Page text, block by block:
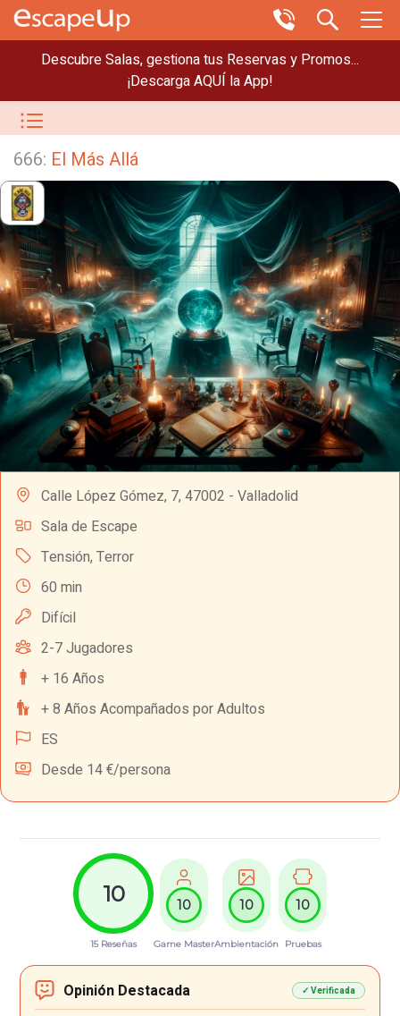
Descubre Salas, gestiona tus Reservas y Promos...
¡Descarga AQUÍ la App!
666: El Más Allá
Calle López Gómez, 7, 47002 - Valladolid
Sala de Escape
Tensión, Terror
60 min
Difícil
2-7 Jugadores
+ 16 Años
+ 8 Años Acompañados por Adultos
ES
Desde 14 €/persona
10
15 Reseñas
10
Game Master
10
Ambientación
10
Pruebas
Opinión Destacada ✓ Verificada